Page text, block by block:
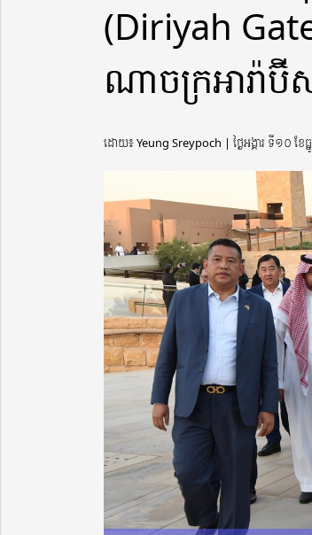
(Diriyah
ណា​ចក្រ​អារ៉ា
ដោយ៖ Yeung Sreypoch ​​ | ថ្ងៃអង្គារ ទី១០ ខែធ្